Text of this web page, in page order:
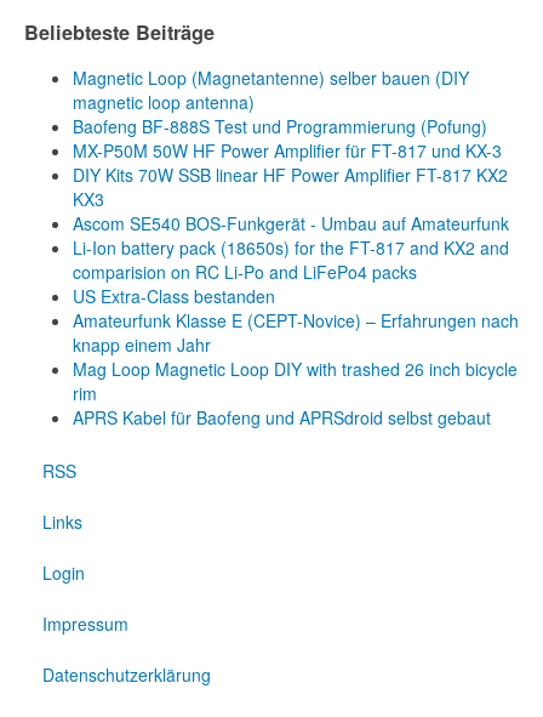
Beliebteste Beiträge
Magnetic Loop (Magnetantenne) selber bauen (DIY
magnetic loop antenna)
Baofeng BF-888S Test und Programmierung (Pofung)
MX-P50M 50W HF Power Amplifier für FT-817 und KX-3
DIY Kits 70W SSB linear HF Power Amplifier FT-817 KX2
KX3
Ascom SE540 BOS-Funkgerät - Umbau auf Amateurfunk
Li-Ion battery pack (18650s) for the FT-817 and KX2 and
comparision on RC Li-Po and LiFePo4 packs
US Extra-Class bestanden
Amateurfunk Klasse E (CEPT-Novice) – Erfahrungen nach
knapp einem Jahr
Mag Loop Magnetic Loop DIY with trashed 26 inch bicycle
rim
APRS Kabel für Baofeng und APRSdroid selbst gebaut
RSS
Links
Login
Impressum
Datenschutzerklärung